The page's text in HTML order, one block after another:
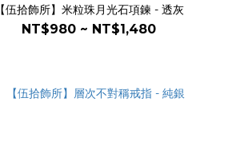
【伍拾飾所】米粒珠月光石項鍊 - 透灰
NT$980 ~ NT$1,480